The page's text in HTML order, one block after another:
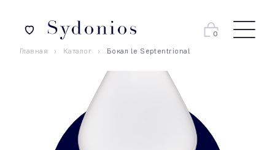
0
Главная
Каталог Бокал le Septentrional